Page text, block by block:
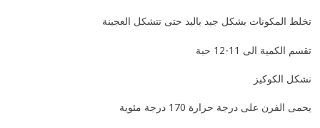
تخلط المكونات بشكل جيد باليد حتى تتشكل العجينة
تقسم الكمية الى 11-12 حبة
نشكل الكوكيز
يحمى الفرن على درجة حرارة 170 درجة مئوية